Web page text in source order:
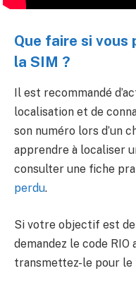
Que faire si vous
la SIM ?
Il est recommandé
localisation et de
son numéro lors d’un
apprendre à localiser
consulter une fiche
perdu.
Si votre objectif est
demandez le code
transmettez-le pour